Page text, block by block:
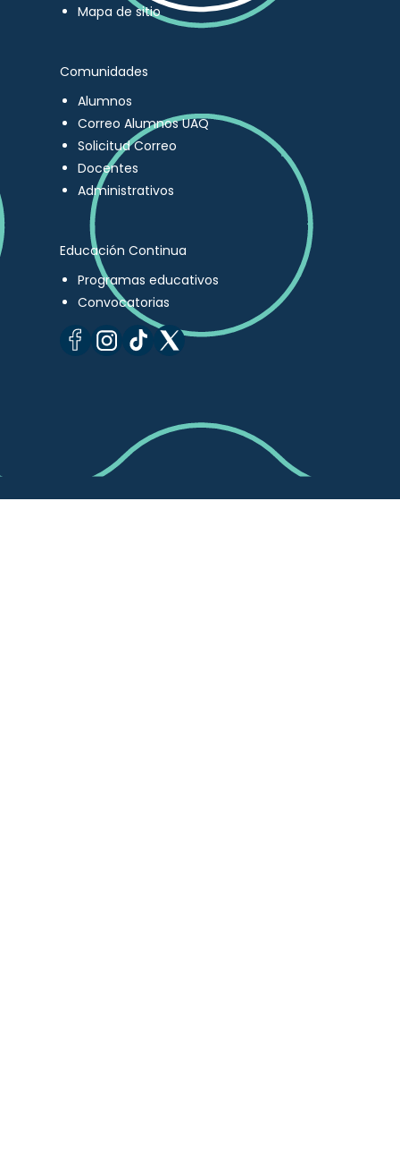
Mapa de sitio
Comunidades
Alumnos
Correo Alumnos UAQ
Solicitud Correo
Docentes
Administrativos
Educación Continua
Programas educativos
Convocatorias